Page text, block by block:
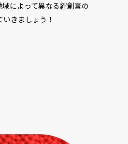
によって異なる絆創膏の
きましょう！